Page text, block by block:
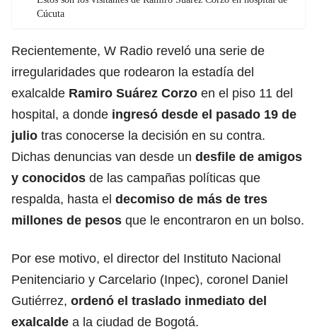
Cúcuta
Recientemente, W Radio reveló una serie de
irregularidades que rodearon la estadía del
exalcalde Ramiro Suárez Corzo en el piso 11 del
hospital, a donde ingresó desde el pasado 19 de
julio tras conocerse la decisión en su contra.
Dichas denuncias van desde un desfile de amigos
y conocidos de las campañas políticas que
respalda, hasta el decomiso de más de tres
millones de pesos que le encontraron en un bolso.
Por ese motivo, el director del Instituto Nacional
Penitenciario y Carcelario (Inpec), coronel Daniel
Gutiérrez, ordenó el traslado inmediato del
exalcalde a la ciudad de Bogotá.